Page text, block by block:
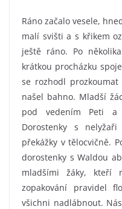
Ráno začalo vesele,
malí svišti a s křikem
ještě ráno. Po
krátkou procházku
se rozhodl
našel bahno. Mladší
pod vedením Peti a
Dorostenky s
překážky v tělocvičně.
dorostenky s Waldou
mladšími žáky, kteří
zopakování pravidel
všichni nadlábnout.